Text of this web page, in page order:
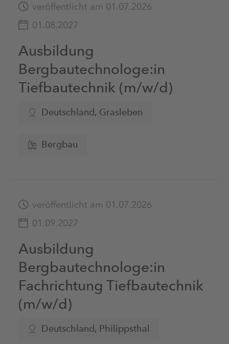
veröffentlicht am 01.07.2026
01.08.2027
Ausbildung
Bergbautechnologe:in
Tiefbautechnik (m/w/d)
Deutschland, Grasleben
Bergbau
veröffentlicht am 01.07.2026
01.09.2027
Ausbildung
Bergbautechnologe:in
Fachrichtung Tiefbautechnik
(m/w/d)
Deutschland, Philippsthal